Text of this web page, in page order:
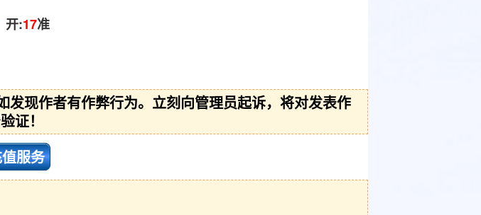
开:17准
现作者有作弊行为。立刻向管理员起诉，将对发表作
证！
服务